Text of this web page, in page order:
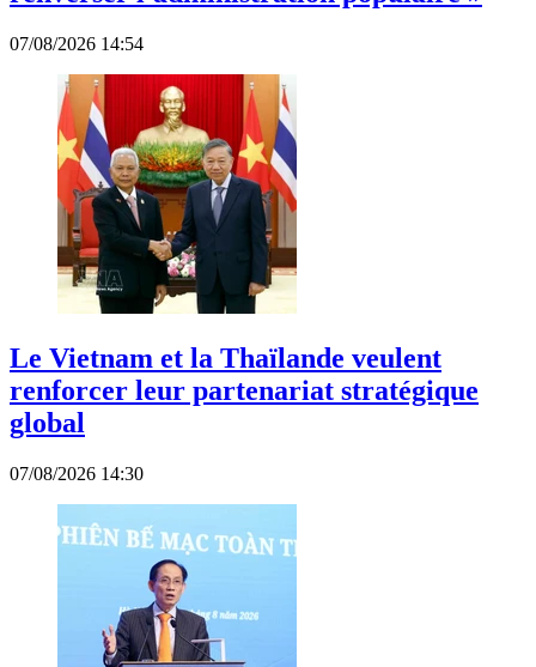
07/08/2026 14:54
Le Vietnam et la Thaïlande veulent
renforcer leur partenariat stratégique
global
07/08/2026 14:30